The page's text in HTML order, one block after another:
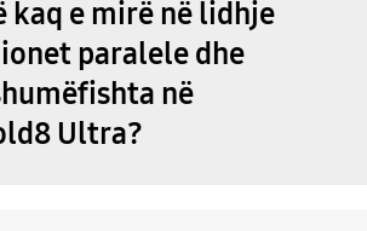
kaq e mirë në lidhje
paralele dhe
në
Ultra?